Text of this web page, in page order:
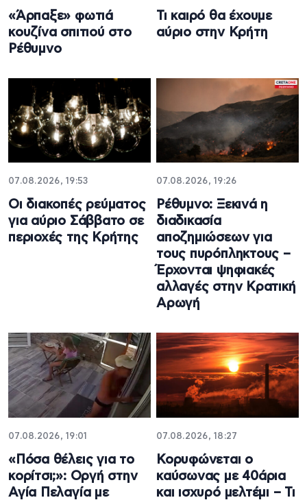
«Άρπαξε» φωτιά
κουζίνα σπιτιού στο
Ρέθυμνο
Τι καιρό θα έχουμε
αύριο στην Κρήτη
07.08.2026, 19:53
Οι διακοπές ρεύματος
για αύριο Σάββατο σε
περιοχές της Κρήτης
07.08.2026, 19:26
Ρέθυμνο: Ξεκινά η
διαδικασία
αποζημιώσεων για
τους πυρόπληκτους –
Έρχονται ψηφιακές
αλλαγές στην Κρατική
Αρωγή
07.08.2026, 19:01
«Πόσα θέλεις για το
κορίτσι;»: Οργή στην
Αγία Πελαγία με
07.08.2026, 18:27
Κορυφώνεται ο
καύσωνας με 40άρια
και ισχυρό μελτέμι – Τι